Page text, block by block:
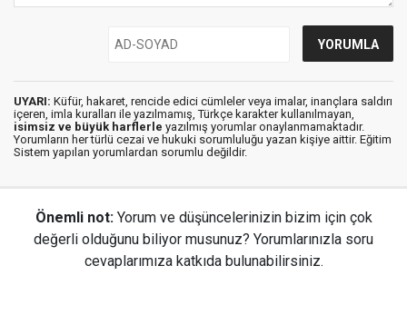
UYARI: Küfür, hakaret, rencide edici cümleler veya imalar, inançlara saldırı
içeren, imla kuralları ile yazılmamış, Türkçe karakter kullanılmayan,
isimsiz ve büyük harflerle yazılmış yorumlar onaylanmamaktadır.
Yorumların her türlü cezai ve hukuki sorumluluğu yazan kişiye aittir. Eğitim
Sistem yapılan yorumlardan sorumlu değildir.
Önemli not: Yorum ve düşüncelerinizin bizim için çok
değerli olduğunu biliyor musunuz? Yorumlarınızla soru
cevaplarımıza katkıda bulunabilirsiniz.